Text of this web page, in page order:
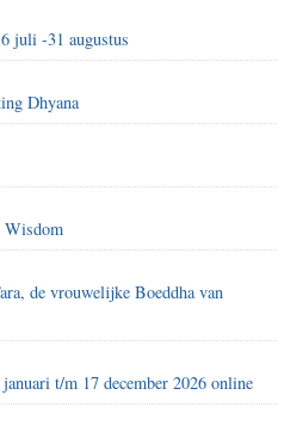
juli -31 augustus
Dhyana
Wisdom
de vrouwelijke Boeddha van
t/m 17 december 2026 online